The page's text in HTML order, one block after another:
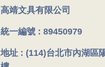
高靖文具有限公司
統一編號 : 89450979
地址 : (114)台北市內湖區